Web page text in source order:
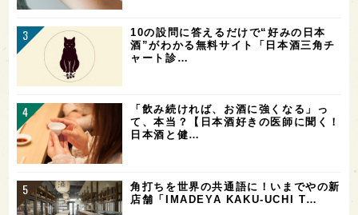
10の設問に答えるだけで“好みの日本
酒”がわかる無料サイト「日本酒三角チ
ャート診…
「飲み続ければ、お酒に強くなる」っ
て、本当？【日本酒好きの医師に聞く！
日本酒と健…
角打ちを世界の共通語に！いまでやの新
店舗「IMADEYA KAKU-UCHI T…